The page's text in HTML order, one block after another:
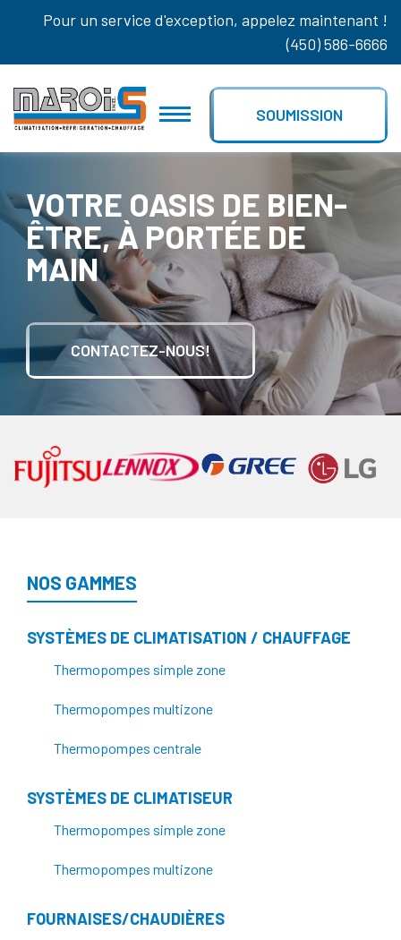
Pour un service d'exception, appelez maintenant !
(450) 586-6666
SOUMISSION
VOTRE OASIS DE BIEN-
ÊTRE, À PORTÉE DE
MAIN
CONTACTEZ-NOUS!
NOS GAMMES
SYSTÈMES DE CLIMATISATION / CHAUFFAGE
Thermopompes simple zone
Thermopompes multizone
Thermopompes centrale
SYSTÈMES DE CLIMATISEUR
Thermopompes simple zone
Thermopompes multizone
FOURNAISES/CHAUDIÈRES